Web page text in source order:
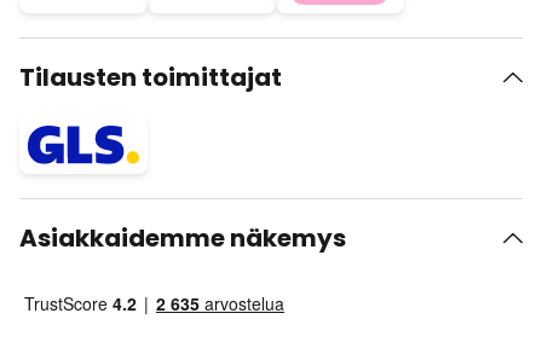
Tilausten toimittajat
Asiakkaidemme näkemys